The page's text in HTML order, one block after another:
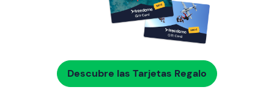
Descubre las Tarjetas Regalo